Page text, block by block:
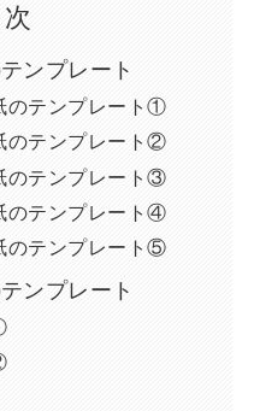
次
ンプレート
のテンプレート①
のテンプレート②
のテンプレート③
のテンプレート④
のテンプレート⑤
ンプレート